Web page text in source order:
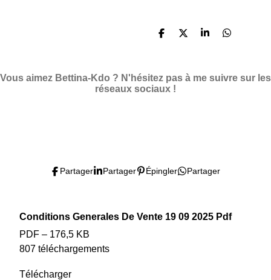
P
a
g
e
P
a
P
a
P
a
Vous aimez Bettina-Kdo ? N'hésitez pas à me suivre sur les
réseaux sociaux !
e
o
k
t
r
t
e
T
e
T
Partager Partager Épingler Partager
Conditions Generales De Vente 19 09 2025 Pdf
PDF – 176,5 KB
807 téléchargements
Télécharger